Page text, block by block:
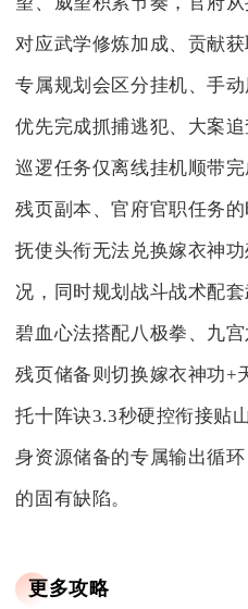
对应武学修炼加成、贡献
专属规划会区分挂机、手
优先完成抓捕逃犯、大案
巡逻任务仅离线挂机顺带
残页副本、官府官职任务
抚使头衔无法兑换嫁衣神
况，同时规划战斗战术配
碧血心法搭配八极拳、九
残页储备则切换嫁衣神功+
托十阵诀3.3秒硬控衔接贴
身资源储备的专属输出循
的固有缺陷。
更多攻略